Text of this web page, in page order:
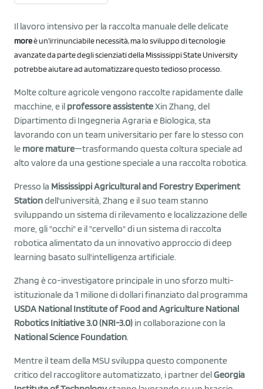
Il lavoro intensivo per la raccolta manuale delle delicate
moreè un'irrinunciabile necessità, ma lo sviluppo di tecnologie
avanzate da parte degli scienziati della Mississippi State University
potrebbe aiutare ad automatizzare questo tedioso processo.
Molte colture agricole vengono raccolte rapidamente dalle
macchine, e il professore assistenteXin Zhang, del
Dipartimento di Ingegneria Agraria e Biologica, sta
lavorando con un team universitario per fare lo stesso con
le more mature—trasformando questa coltura speciale ad
alto valore da una gestione speciale a una raccolta robotica.
Presso la Mississippi Agricultural and Forestry Experiment
Stationdell'università, Zhang e il suo team stanno
sviluppando un sistema di rilevamento e localizzazione delle
more, gli "occhi" e il "cervello" di un sistema di raccolta
robotica alimentato da un innovativo approccio di deep
learning basato sull'intelligenza artificiale.
Zhang è co-investigatore principale in uno sforzo multi-
istituzionale da 1 milione di dollari finanziato dal programma
USDA National Institute of Food and Agriculture National
Robotics Initiative 3.0 (NRI-3.0) in collaborazione con la
National Science Foundation.
Mentre il team della MSU sviluppa questo componente
critico del raccoglitore automatizzato, i partner delGeorgia